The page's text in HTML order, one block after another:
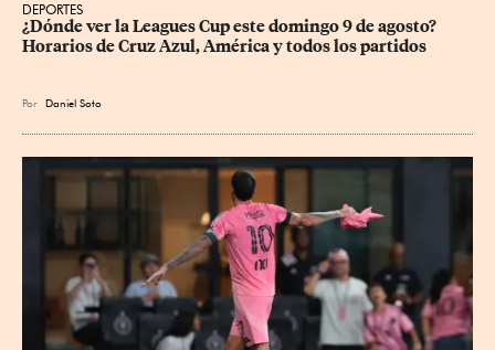
DEPORTES
¿Dónde ver la Leagues Cup este domingo 9 de agosto?
Horarios de Cruz Azul, América y todos los partidos
Por Daniel Soto